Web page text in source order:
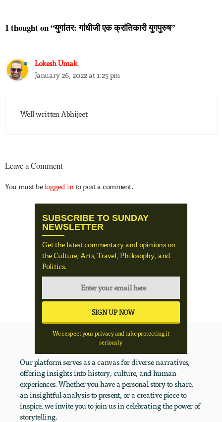
1 thought on “युगांतर: गांधीजी एक क्रांतिकारी युगपुरुष”
Lokesh Umak
January 26, 2022 at 1:25 pm
Well written Abhijeet
Leave a Comment
You must belogged in to post a comment.
SUBSCRIBE TO SUNDAY
NEWSLETTER
Get the latest commentary and opinions on
the Culture, Arts, Travel, Philosophy, and
Politics.
We respect your privacy and take protecting it
seriously
Our platform serves as a canvas for diverse narratives,
offering insights into history, culture, and human
experiences. Whether you have a personal story to share,
an insightful analysis to present, or a creative piece to
inspire, we invite you to join us in celebrating the power of
storytelling.